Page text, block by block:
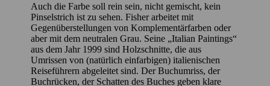
Auch die Farbe soll rein sein, nicht gemischt, kein
Pinselstrich ist zu sehen. Fisher arbeitet mit
Gegenüberstellungen von Komplementärfarben oder
aber mit dem neutralen Grau. Seine „Italian Paintings“
aus dem Jahr 1999 sind Holzschnitte, die aus
Umrissen von (natürlich einfarbigen) italienischen
Reiseführern abgeleitet sind. Der Buchumriss, der
Buchrücken, der Schatten des Buches geben klare